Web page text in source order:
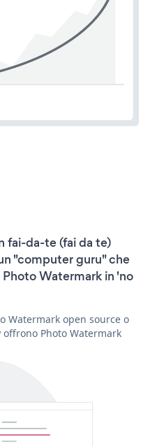
fai-da-te (fai da te)
"computer guru" che
Watermark in 'no
Watermark open source o
Photo Watermark